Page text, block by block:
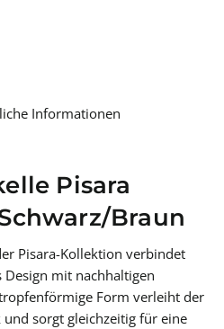
Informationen
Pisara
Braun
Pisara-Kollektion verbindet
mit nachhaltigen
Form verleiht der
sorgt gleichzeitig für eine